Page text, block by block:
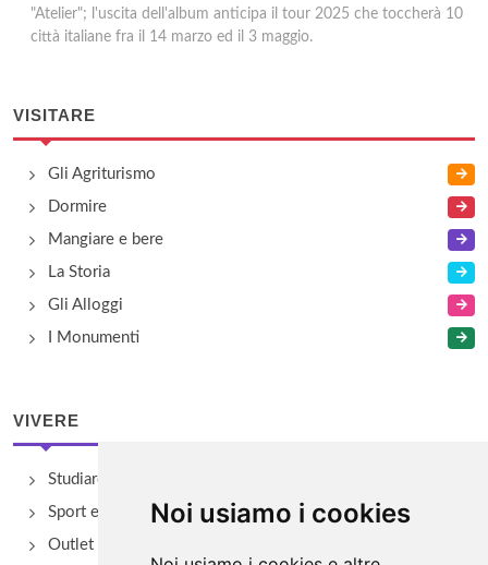
Noi usiamo i cookies
"Atelier"; l'uscita dell'album anticipa il tour 2025 che toccherà 10
città italiane fra il 14 marzo ed il 3 maggio.
VISITARE
Gli Agriturismo
Dormire
Mangiare e bere
La Storia
Gli Alloggi
I Monumenti
VIVERE
Studiare
Sport e Benessere
Outlet e spacci aziendali